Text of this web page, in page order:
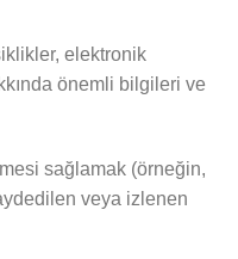
elektronik
önemli bilgileri ve
sağlamak (örneğin,
veya izlenen